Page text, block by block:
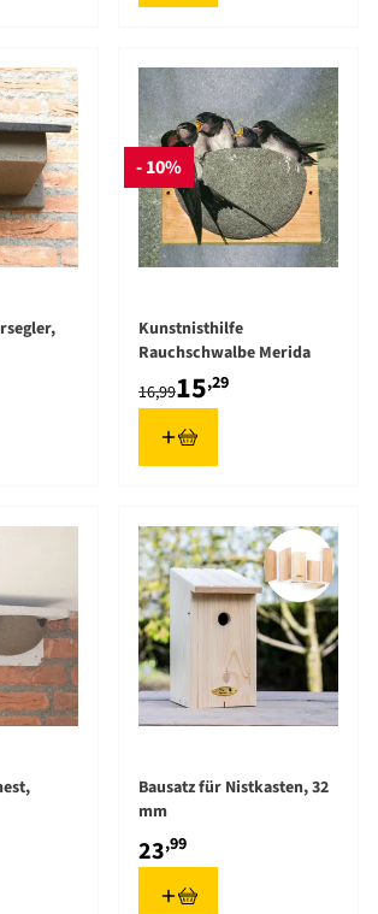
- 10%
Kunstnisthilfe
Rauchschwalbe Merida
15,29
16,99
Bausatz für Nistkasten, 32
mm
23,99